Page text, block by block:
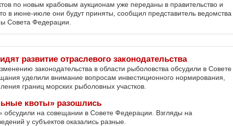
по новым крабовым аукционам уже переданы в правительство и
в июне-июле они будут приняты, сообщил представитель ведомства
Совета Федерации.
развитие отраслевого законодательства
законодательства в области рыболовства обсудили в Совете
уделили внимание вопросам инвестиционного нормирования,
границ морских рыболовных участков.
квоты» разошлись
обсудили на совещании в Совете Федерации. Взгляды на
у субъектов оказались разные.